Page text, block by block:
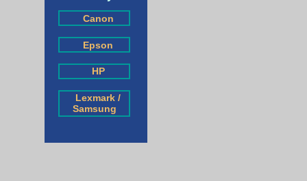
Canon
Epson
HP
Lexmark /
Samsung